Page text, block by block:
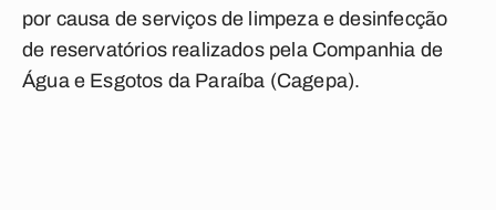
por causa de serviços de limpeza e desinfecção
de reservatórios realizados pela Companhia de
Água e Esgotos da Paraíba (Cagepa).